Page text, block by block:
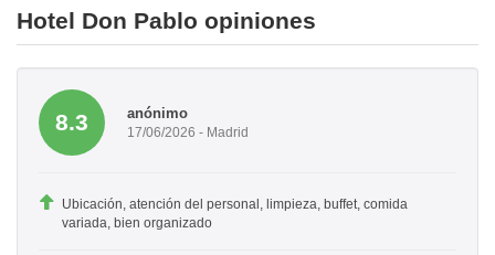
Hotel Don Pablo opiniones
8.3 anónimo
17/06/2026 - Madrid
Ubicación, atención del personal, limpieza, buffet, comida
variada, bien organizado